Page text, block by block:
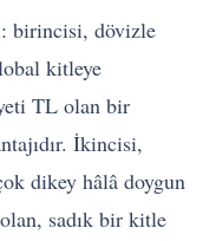
birincisi, dövizle
kitleye
TL olan bir
İkincisi,
dikey hâlâ doygun
sadık bir kitle